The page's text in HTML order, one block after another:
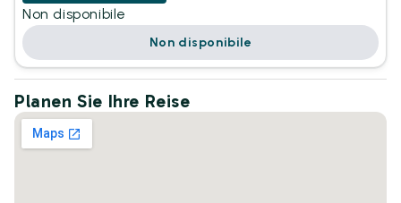
Non disponibile
Non disponibile
Planen Sie Ihre Reise